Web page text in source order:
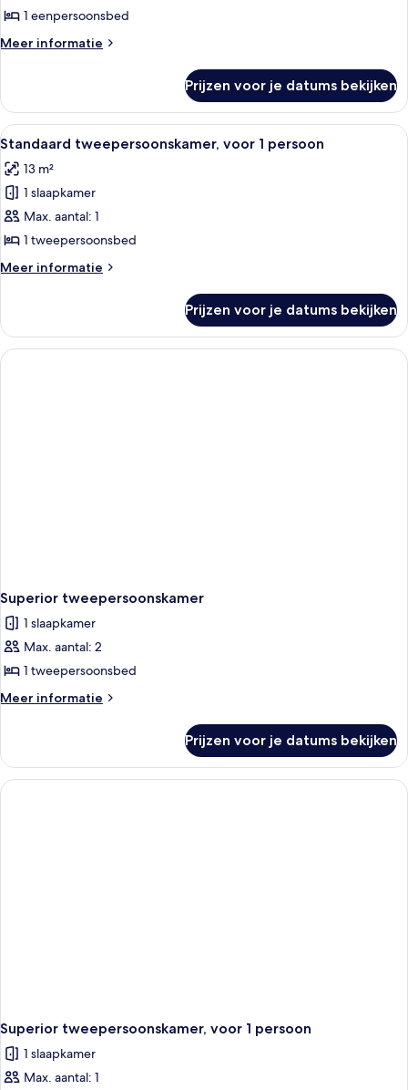
laden1 eenpersoonsbed
Meer informatie
Meer
Prijzen voor je datums bekijken
Alle
foto's
voor
Standaard
tweepersoonskamer,
voor
1
persoon
Een moderne slaapkamer met twee
3
Standaard tweepersoonskamer, voor 1 persoon
13 m²
1 slaapkamer
Max. aantal: 1
1 tweepersoonsbed
Meer informatie
Meer
tweepersoonskamer,
voor
1
Prijzen voor je datums bekijken
Superior tweepersoonskamer
1 slaapkamer
Max. aantal: 2
1 tweepersoonsbed
Meer informatie
Meer
tweepersoonskamer
Prijzen voor je datums bekijken
Superior tweepersoonskamer, voor 1 persoon
1 slaapkamer
Max. aantal: 1